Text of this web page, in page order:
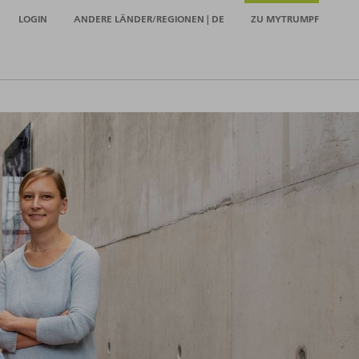
LOGIN ANDERE LÄNDER/REGIONEN | DE ZU MYTRUMPF